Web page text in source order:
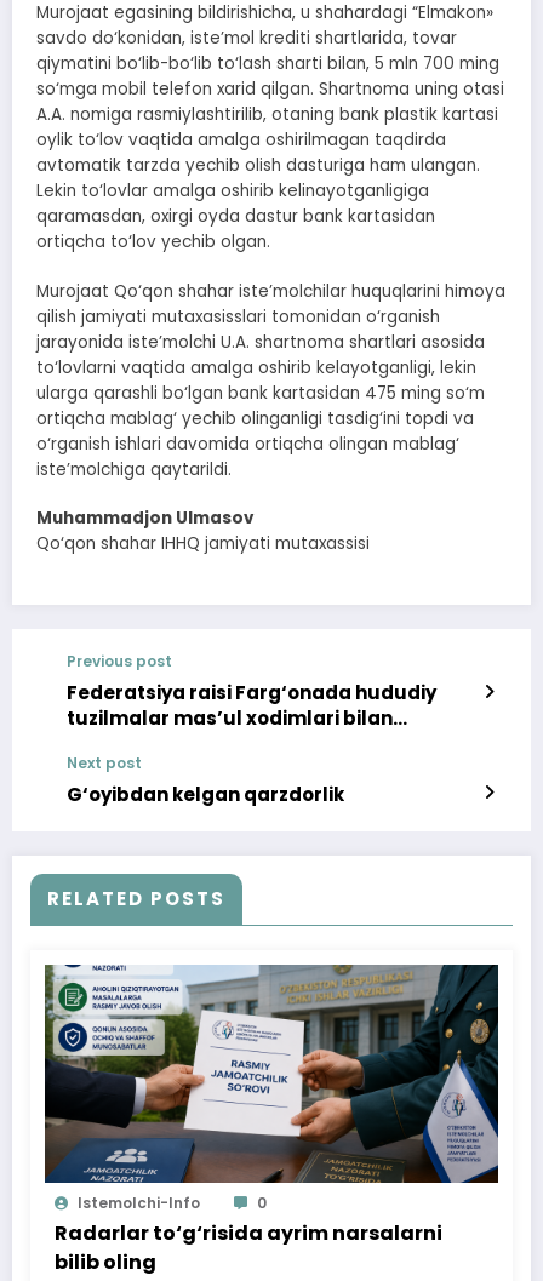
Murojaat egasining bildirishicha, u shahardagi “Elmakon»
savdo do‘konidan, iste’mol krediti shartlarida, tovar
qiymatini bo‘lib-bo‘lib to‘lash sharti bilan, 5 mln 700 ming
so‘mga mobil telefon xarid qilgan. Shartnoma uning otasi
A.A. nomiga rasmiylashtirilib, otaning bank plastik kartasi
oylik to‘lov vaqtida amalga oshirilmagan taqdirda
avtomatik tarzda yechib olish dasturiga ham ulangan.
Lekin to‘lovlar amalga oshirib kelinayotganligiga
qaramasdan, oxirgi oyda dastur bank kartasidan
ortiqcha to‘lov yechib olgan.
Murojaat Qo‘qon shahar iste’molchilar huquqlarini himoya
qilish jamiyati mutaxasisslari tomonidan o‘rganish
jarayonida iste’molchi U.A. shartnoma shartlari asosida
to‘lovlarni vaqtida amalga oshirib kelayotganligi, lekin
ularga qarashli bo‘lgan bank kartasidan 475 ming so‘m
ortiqcha mablag‘ yechib olinganligi tasdig‘ini topdi va
o‘rganish ishlari davomida ortiqcha olingan mablag‘
iste’molchiga qaytarildi.
Muhammadjon Ulmasov
Qo‘qon shahar IHHQ jamiyati mutaxassisi
Previous post
Federatsiya raisi Farg‘onada hududiy
tuzilmalar mas’ul xodimlari bilan
Next post
G‘oyibdan kelgan qarzdorlik
RELATED POSTS
Istemolchi-Info 0
Radarlar to‘g‘risida ayrim narsalarni
bilib oling